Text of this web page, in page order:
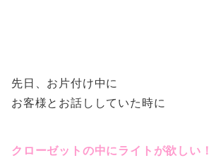
先日、お片付け中に
お客様とお話ししていた時に
クローゼットの中にライトが欲しい！